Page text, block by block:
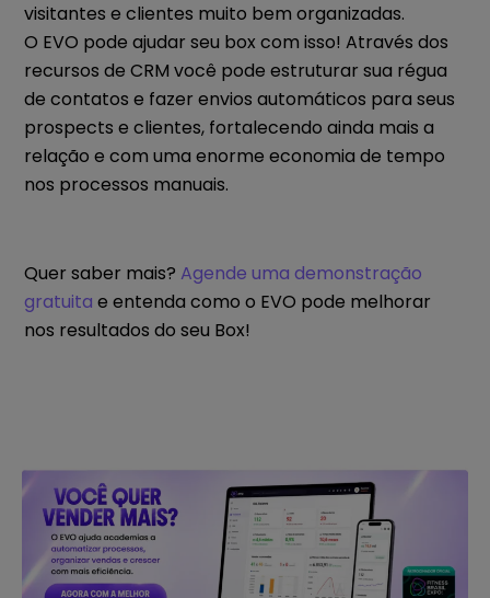
visitantes e clientes muito bem organizadas.
O EVO pode ajudar seu box com isso! Através dos
recursos de CRM você pode estruturar sua régua
de contatos e fazer envios automáticos para seus
prospects e clientes, fortalecendo ainda mais a
relação e com uma enorme economia de tempo
nos processos manuais.
Quer saber mais? Agende uma demonstração
gratuita e entenda como o EVO pode melhorar
nos resultados do seu Box!